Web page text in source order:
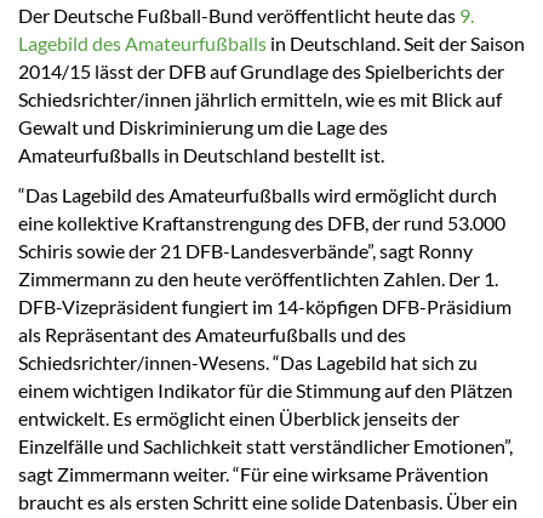
Der Deutsche Fußball-Bund veröffentlicht heute das 9.
Lagebild des Amateurfußballs in Deutschland. Seit der Saison
2014/15 lässt der DFB auf Grundlage des Spielberichts der
Schiedsrichter/innen jährlich ermitteln, wie es mit Blick auf
Gewalt und Diskriminierung um die Lage des
Amateurfußballs in Deutschland bestellt ist.
“Das Lagebild des Amateurfußballs wird ermöglicht durch
eine kollektive Kraftanstrengung des DFB, der rund 53.000
Schiris sowie der 21 DFB-Landesverbände”, sagt Ronny
Zimmermann zu den heute veröffentlichten Zahlen. Der 1.
DFB-Vizepräsident fungiert im 14-köpfigen DFB-Präsidium
als Repräsentant des Amateurfußballs und des
Schiedsrichter/innen-Wesens. “Das Lagebild hat sich zu
einem wichtigen Indikator für die Stimmung auf den Plätzen
entwickelt. Es ermöglicht einen Überblick jenseits der
Einzelfälle und Sachlichkeit statt verständlicher Emotionen”,
sagt Zimmermann weiter. “Für eine wirksame Prävention
braucht es als ersten Schritt eine solide Datenbasis. Über ein